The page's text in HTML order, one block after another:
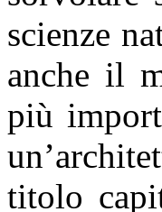
scienze
anche il
più
titolo